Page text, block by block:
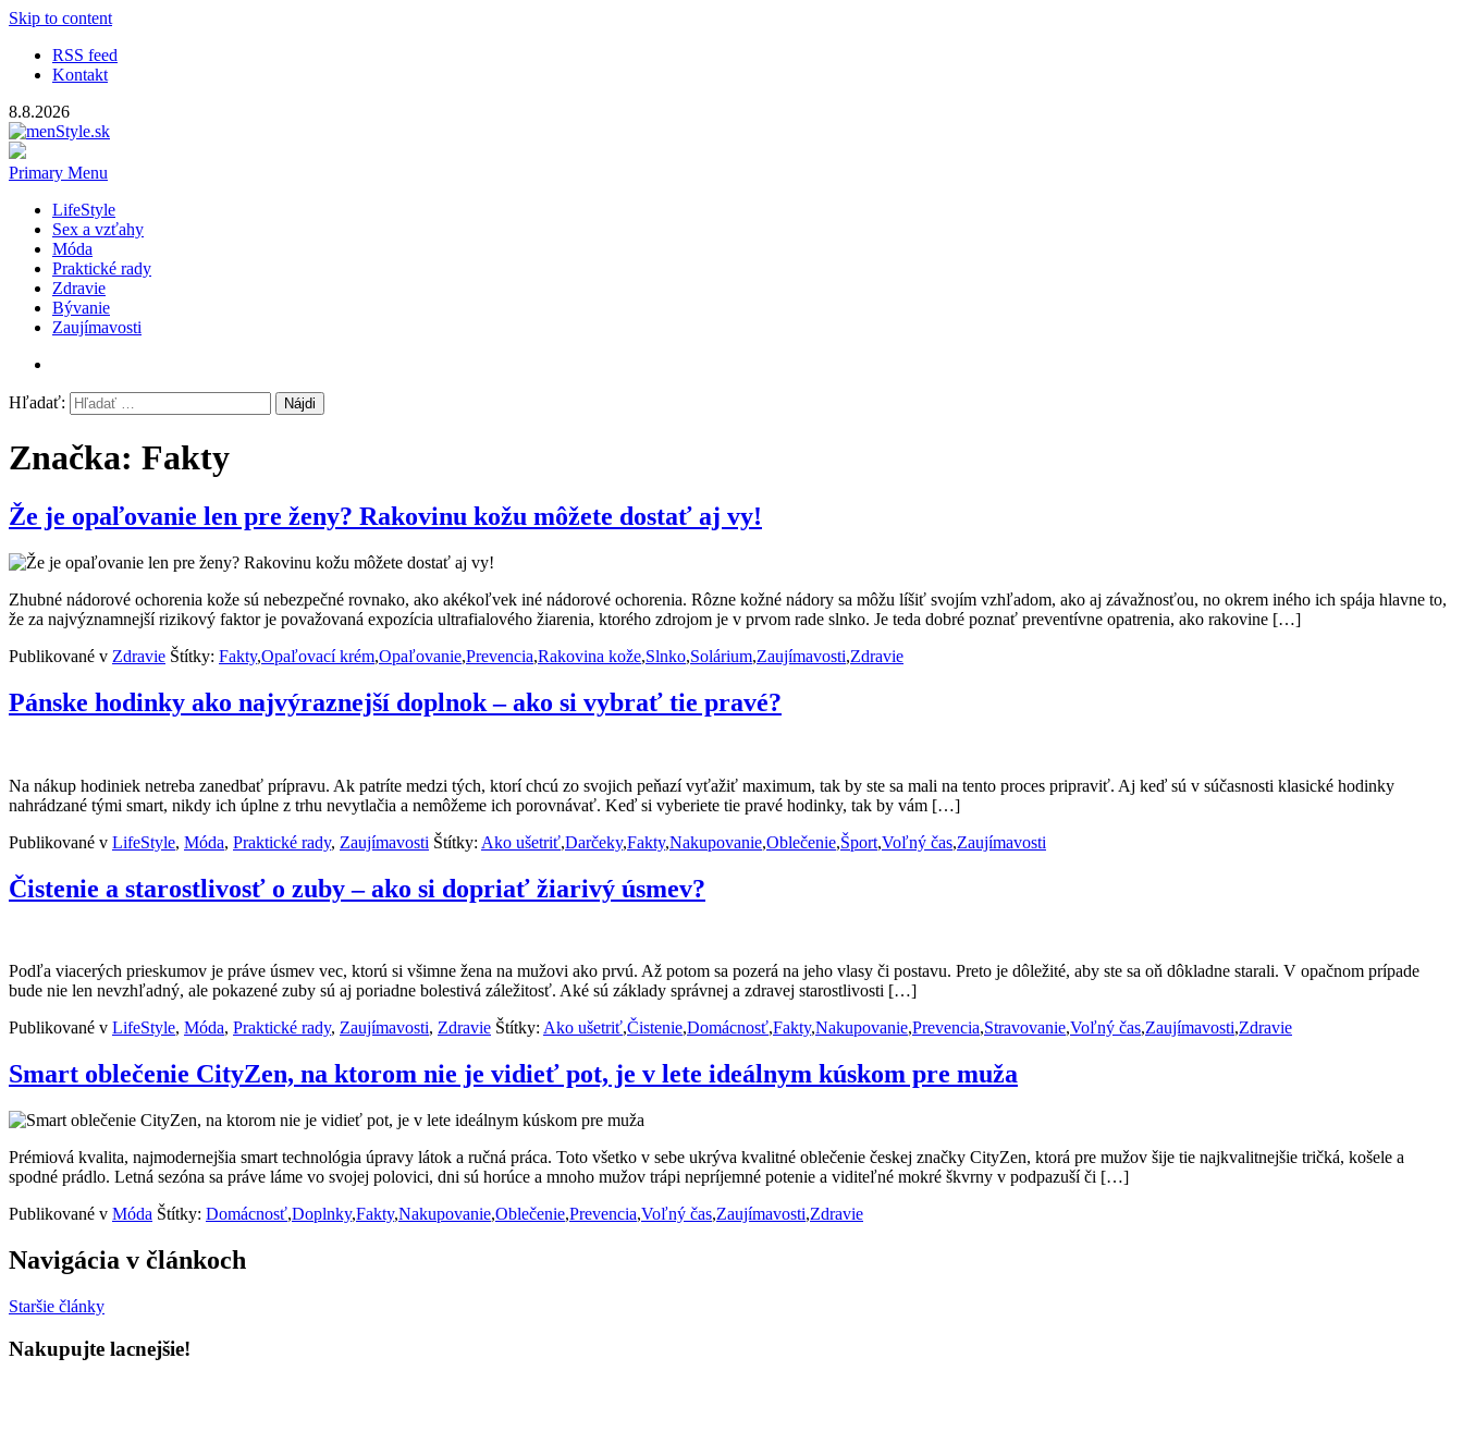
Skip to content
RSS feed
Kontakt
8.8.2026
menStyle.sk
Magazín pre mužov
Primary Menu
LifeStyle
Sex a vzťahy
Móda
Praktické rady
Zdravie
Bývanie
Zaujímavosti
Hľadať:
Značka: Fakty
Že je opaľovanie len pre ženy? Rakovinu kožu môžete dostať aj vy!
Zhubné nádorové ochorenia kože sú nebezpečné rovnako, ako akékoľvek iné nádorové ochorenia. Rôzne kožné nádory sa môžu líšiť svojím vzhľadom, ako aj závažnosťou, no okrem iného ich spája hlavne to,
že za najvýznamnejší rizikový faktor je považovaná expozícia ultrafialového žiarenia, ktorého zdrojom je v prvom rade slnko. Je teda dobré poznať preventívne opatrenia, ako rakovine […]
Publikované v Zdravie Štítky: Fakty,Opaľovací krém,Opaľovanie,Prevencia,Rakovina kože,Slnko,Solárium,Zaujímavosti,Zdravie
Pánske hodinky ako najvýraznejší doplnok – ako si vybrať tie pravé?
Na nákup hodiniek netreba zanedbať prípravu. Ak patríte medzi tých, ktorí chcú zo svojich peňazí vyťažiť maximum, tak by ste sa mali na tento proces pripraviť. Aj keď sú v súčasnosti klasické hodinky
nahrádzané tými smart, nikdy ich úplne z trhu nevytlačia a nemôžeme ich porovnávať. Keď si vyberiete tie pravé hodinky, tak by vám […]
Publikované v LifeStyle, Móda, Praktické rady, Zaujímavosti Štítky: Ako ušetriť,Darčeky,Fakty,Nakupovanie,Oblečenie,Šport,Voľný čas,Zaujímavosti
Čistenie a starostlivosť o zuby – ako si dopriať žiarivý úsmev?
Podľa viacerých prieskumov je práve úsmev vec, ktorú si všimne žena na mužovi ako prvú. Až potom sa pozerá na jeho vlasy či postavu. Preto je dôležité, aby ste sa oň dôkladne starali. V opačnom prípade
bude nie len nevzhľadný, ale pokazené zuby sú aj poriadne bolestivá záležitosť. Aké sú základy správnej a zdravej starostlivosti […]
Publikované v LifeStyle, Móda, Praktické rady, Zaujímavosti, Zdravie Štítky: Ako ušetriť,Čistenie,Domácnosť,Fakty,Nakupovanie,Prevencia,Stravovanie,Voľný čas,Zaujímavosti,Zdravie
Smart oblečenie CityZen, na ktorom nie je vidieť pot, je v lete ideálnym kúskom pre muža
Prémiová kvalita, najmodernejšia smart technológia úpravy látok a ručná práca. Toto všetko v sebe ukrýva kvalitné oblečenie českej značky CityZen, ktorá pre mužov šije tie najkvalitnejšie tričká, košele a
spodné prádlo. Letná sezóna sa práve láme vo svojej polovici, dni sú horúce a mnoho mužov trápi nepríjemné potenie a viditeľné mokré škvrny v podpazuší či […]
Publikované v Móda Štítky: Domácnosť,Doplnky,Fakty,Nakupovanie,Oblečenie,Prevencia,Voľný čas,Zaujímavosti,Zdravie
Navigácia v článkoch
Staršie články
Nakupujte lacnejšie!